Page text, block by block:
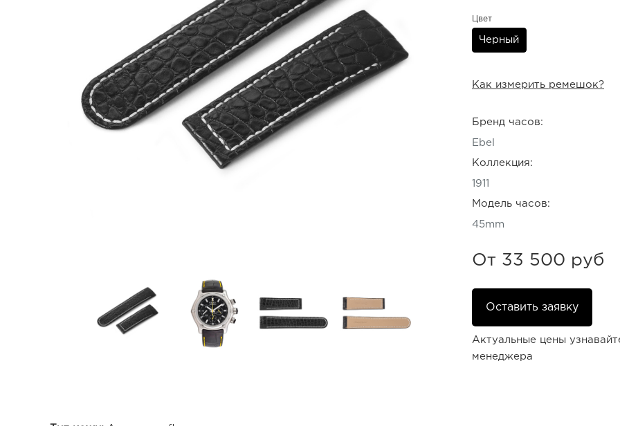
Цвет
Черный
Как измерить ремешок?
Бренд часов:
Ebel
Коллекция:
1911
Модель часов:
45mm
От 33 500 руб
Оставить заявку
Актуальные цены
менеджера